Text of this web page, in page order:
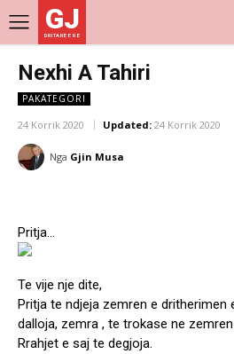
GJ
DRITARE E RE
Nexhi A Tahiri
PAKATEGORI
24 Korrik 2020 Updated: 24 Korrik 2020
Nga Gjin Musa
Pritja…
Te vije nje dite,
Pritja te ndjeja zemren e dritherimen
dalloja, zemra , te trokase ne
Rrahjet e saj te degjoja.